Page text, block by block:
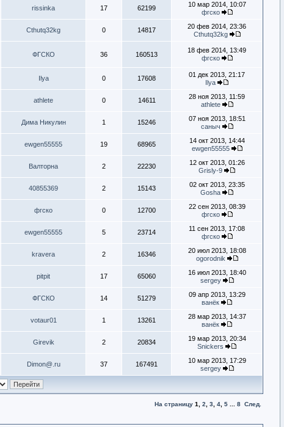
rissinka 17 62199
10 мар 2014, 10:07
фгско
Cthutq32kg 0 14817
20 фев 2014, 23:36
Cthutq32kg
ФГСКО 36 160513
18 фев 2014, 13:49
фгско
Ilya 0 17608
01 дек 2013, 21:17
Ilya
athlete 0 14611
28 ноя 2013, 11:59
athlete
Дима Никулин 1 15246
07 ноя 2013, 18:51
саныч
ewgen55555 19 68965
14 окт 2013, 14:44
ewgen55555
Валторна 2 22230
12 окт 2013, 01:26
Grisly-9
40855369 2 15143
02 окт 2013, 23:35
Gosha
фгско 0 12700
22 сен 2013, 08:39
фгско
ewgen55555 5 23714
11 сен 2013, 17:08
фгско
kravera 2 16346
20 июл 2013, 18:08
ogorodnik
pitpit 17 65060
16 июл 2013, 18:40
sergey
ФГСКО 14 51279
09 апр 2013, 13:29
ванёк
votaur01 1 13261
28 мар 2013, 14:37
ванёк
Girevik 2 20834
19 мар 2013, 20:34
Snickers
Dimon@.ru 37 167491
10 мар 2013, 17:29
sergey
На страницу 1 2 3 4 5 8 След.